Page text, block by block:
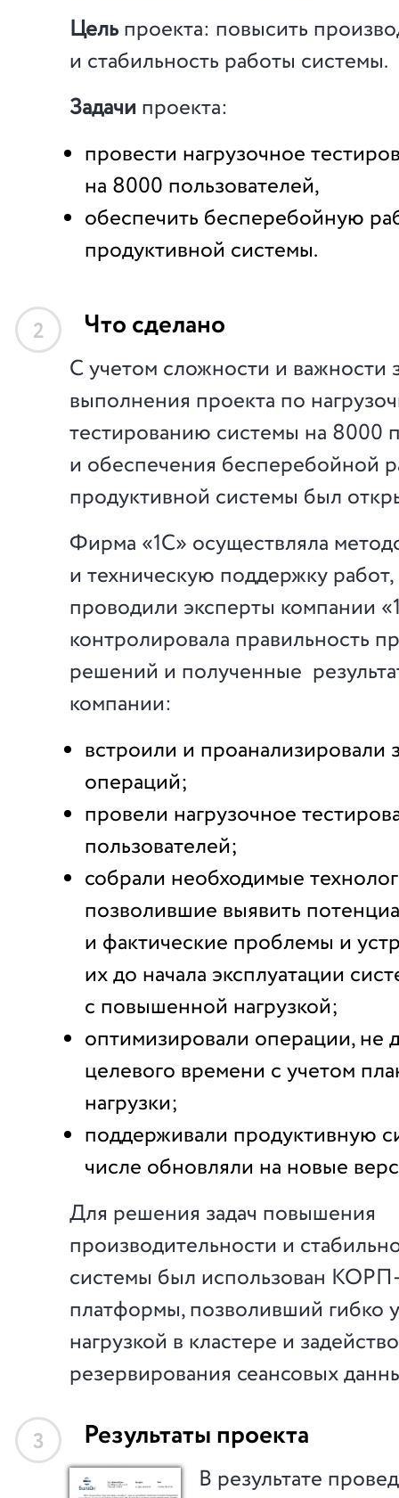
Цельпроекта: повысить
и стабильность работы системы.
Задачи проекта:
провести нагрузочное
на 8000 пользователей,
обеспечить бесперебойную
продуктивной системы.
2 Что сделано
С учетом сложности и важности
выполнения проекта по
тестированию системы на 8000
и обеспечения бесперебойной
продуктивной системы был
Фирма «1С» осуществляла
и техническую поддержку
проводили эксперты компании
контролировала правильность
решений и полученные
компании:
встроили и
операций;
провели нагрузочное
пользователей;
собрали необходимые
позволившие выявить
и фактические проблемы и
их до начала эксплуатации
с повышенной нагрузкой;
оптимизировали операции, не
целевого времени с учетом
нагрузки;
поддерживали продуктивную
числе обновляли на новые
Для решения задач повышения
производительности и
системы был использован
платформы, позволивший гибко
нагрузкой в кластере и
резервирования сеансовых
3 Результаты проекта
В результате